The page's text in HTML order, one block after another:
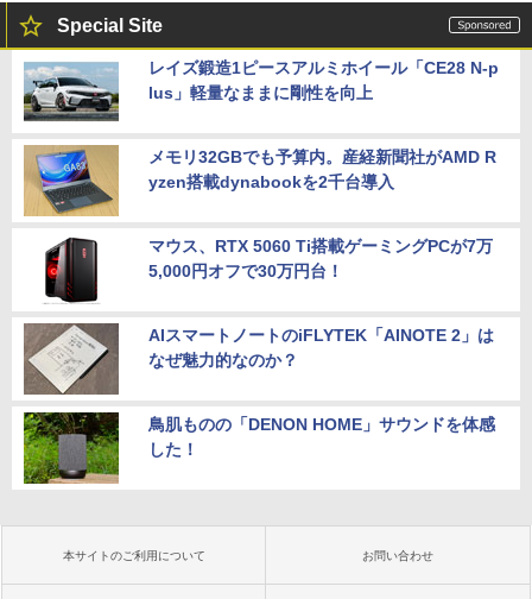
Special Site
レイズ鍛造1ピースアルミホイール「CE28 N-p
lus」軽量なままに剛性を向上
メモリ32GBでも予算内。産経新聞社がAMD R
yzen搭載dynabookを2千台導入
マウス、RTX 5060 Ti搭載ゲーミングPCが7万
5,000円オフで30万円台！
AIスマートノートのiFLYTEK「AINOTE 2」は
なぜ魅力的なのか？
鳥肌ものの「DENON HOME」サウンドを体感
した！
本サイトのご利用について お問い合わせ